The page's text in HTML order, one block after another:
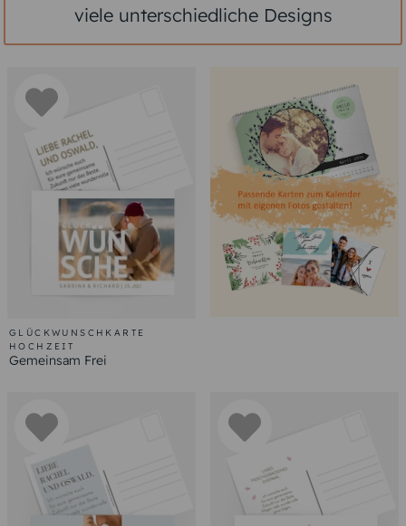
viele unterschiedliche Designs
GLÜCKWUNSCHKARTE
HOCHZEIT
Gemeinsam Frei